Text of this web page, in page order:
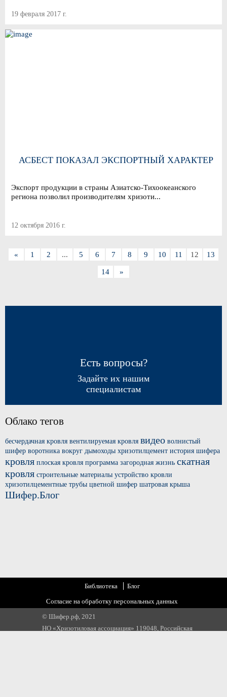
19 февраля 2017 г.
АСБЕСТ ПОКАЗАЛ ЭКСПОРТНЫЙ ХАРАКТЕР
Экспорт продукции в страны Азиатско-Тихоокеанского
региона позволил производителям хризоти...
12 октября 2016 г.
« 1 2 ... 5 6 7 8 9 10 11 12 13
14 »
Есть вопросы?
Задайте их нашим
специалистам
Облако тегов
бесчердачная кровля вентилируемая кровля видео волнистый
шифер воротника вокруг дымоходы хризотилцемент история шифера
кровля плоская кровля программа загородная жизнь скатная
кровля строительные материалы устройство кровли
хризотилцементные трубы цветной шифер шатровая крыша
Шифер.Блог
Библиотека
Блог
Согласие на обработку персональных данных
© Шифер.рф, 2021
НО «Хризотиловая ассоциация» 119048, Российская